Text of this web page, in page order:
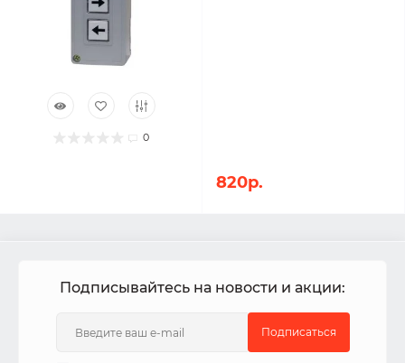
0
820р.
Подписывайтесь на новости и акции:
Подписаться